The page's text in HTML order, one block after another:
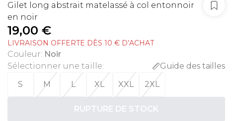
Gilet long abstrait matelassé à col entonnoir
en noir
19,00 €
LIVRAISON OFFERTE DÈS 10 € D’ACHAT
Couleur: Noir
Sélectionner une taille:
Guide des tailles
S
M L XL XXL 2XL
RUPTURE DE STOCK